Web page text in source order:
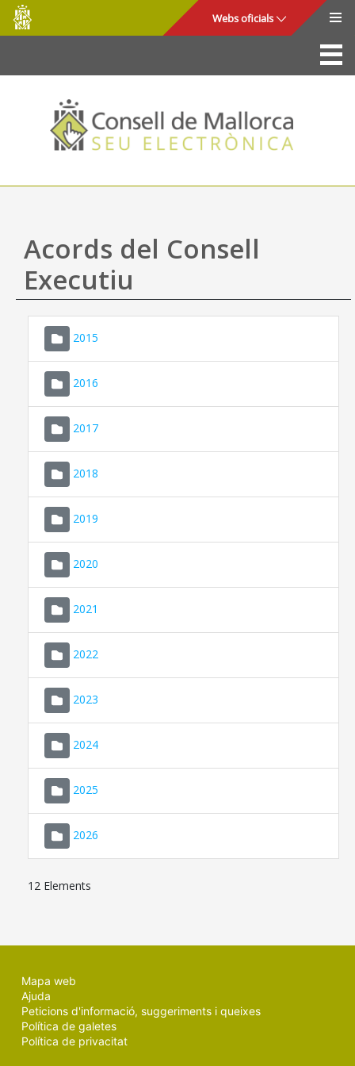
Salta al contingut principal
Consell
de
Mallorca
Webs oficials
La Seu
Consell de Mallorca
Accés i seguretat
Utilitats
Ajuda
Acords del Consell
Executiu
2015
2016
2017
2018
2019
2020
2021
2022
2023
2024
2025
2026
12 Elements
Mapa web
Ajuda
Peticions d'informació, suggeriments i queixes
Política de galetes
Política de privacitat